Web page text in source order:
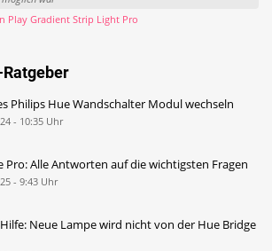
Play Gradient Strip Light Pro
Philips Hue Wandschalter Modul wechseln
- 10:35 Uhr
Pro: Alle Antworten auf die wichtigsten Fragen
- 9:43 Uhr
Neue Lampe wird nicht von der Hue Bridge